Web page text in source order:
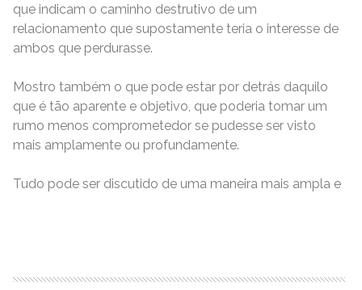
que indicam o caminho destrutivo de um
relacionamento que supostamente teria o interesse de
ambos que perdurasse.
Mostro também o que pode estar por detrás daquilo
que é tão aparente e objetivo, que poderia tomar um
rumo menos comprometedor se pudesse ser visto
mais amplamente ou profundamente.
Tudo pode ser discutido de uma maneira mais ampla e